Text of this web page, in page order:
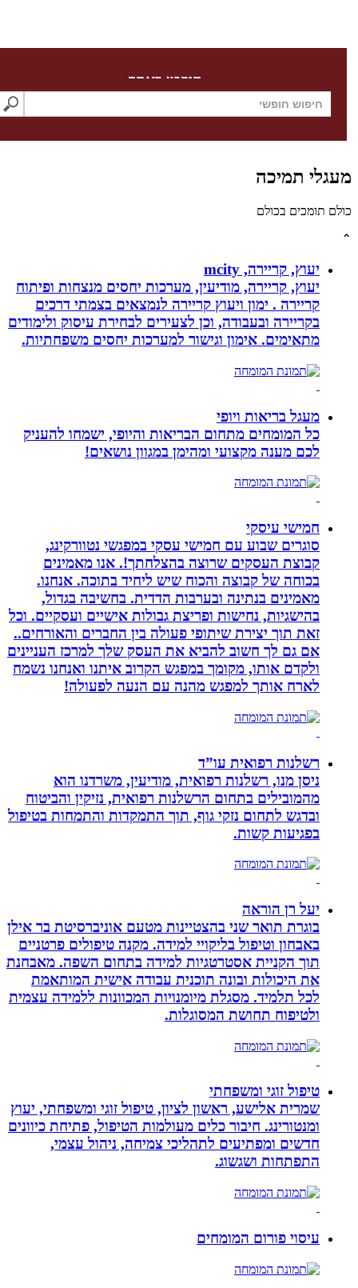
חיפוש באתר
תמיכה
בכולם
יעוץ, קריירה, mcity
יעוץ, קריירה, מודיעין, מערכות יחסים מנצחות ופיתוח
קריירה . ימון ויעוץ קריירה לנמצאים בצמתי דרכים
בקריירה ובעבודה, וכן לצעירים לבחירת עיסוק ולימודים
מתאימים. אימון וגישור למערכות יחסים משפחתיות.
מעגל בריאות ויופי
כל המומחים מתחום הבריאות והיופי, ישמחו להעניק
לכם מענה מקצועי ומהימן במגוון נושאים!
חמישי עיסקי
סוגרים שבוע עם חמישי עסקי במפגשי נטוורקינג,
קבוצת העסקים שרוצה בהצלחתך!. אנו מאמינים
בכוחה של קבוצה והכוח שיש ליחיד בתוכה. אנחנו.
מאמינים בנתינה ובערבות הדדית. בחשיבה בגדול,
בהישגיות, נחישות ופריצת גבולות אישיים ועסקיים. וכל
זאת תוך יצירת שיתופי פעולה בין החברים והאורחים..
אם גם לך חשוב להביא את העסק שלך למרכז העניינים
ולקדם אותו, מקומך במפגש הקרוב איתנו ואנחנו נשמח
לארח אותך למפגש מהנה עם הנעה לפעולה!
רשלנות רפואית עו”ד
ניסן מנו, רשלנות רפואית, מודיעין, משרדנו הוא
מהמובילים בתחום הרשלנות רפואית, נזיקין והביטוח
ובדגש לתחום נזקי גוף, תוך התמקדות והתמחות בטיפול
בפגיעות קשות.
יעל רן הוראה
בוגרת תואר שני בהצטיינות מטעם אוניברסיטת בר אילן
באבחון וטיפול בליקויי למידה. מקנה טיפולים פרטניים
תוך הקניית אסטרטגיות למידה בתחום השפה. מאבחנת
את היכולות ובונה תוכנית עבודה אישית המותאמת
לכל תלמיד. מסגלת מיומנויות המכוונות ללמידה עצמית
ולטיפוח תחושת המסוגלות.
טיפול זוגי ומשפחתי
שמרית אלישע, ראשון לציון, טיפול זוגי ומשפחתי, יעוץ
ומנטורינג. חיבור כלים מעולמות הטיפול, פתיחת כיוונים
חדשים ומפתיעים לתהליכי צמיחה, ניהול עצמי,
התפתחות ושגשוג.
עיסוי פורום המומחים